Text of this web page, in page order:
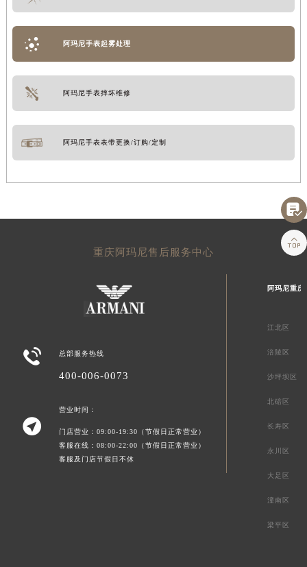
阿玛尼手表起雾处理
阿玛尼手表摔坏维修
阿玛尼手表表带更换/订购/定制
重庆阿玛尼售后服务中心
 总部服务热线
400-006-0073

营业时间：
门店营业：09:00-19:30（节假日正常营业）
客服在线：08:00-22:00（节假日正常营业）
客服及门店节假日不休
阿玛尼重
江北区
涪陵区
沙坪坝区
北碚区
长寿区
永川区
大足区
潼南区
梁平区

